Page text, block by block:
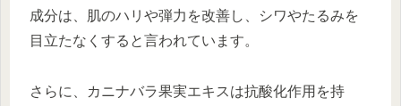
成分は、肌のハリや弾力を改善し、シワやたるみを
目立たなくすると言われています。
さらに、カニナバラ果実エキスは抗酸化作用を持